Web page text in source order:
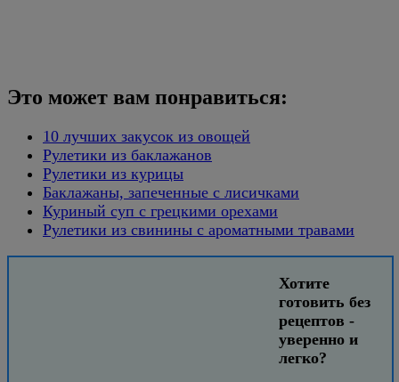
Это может вам понравиться:
10 лучших закусок из овощей
Рулетики из баклажанов
Рулетики из курицы
Баклажаны, запеченные с лисичками
Куриный суп с грецкими орехами
Рулетики из свинины с ароматными травами
Хотите
готовить без
рецептов -
уверенно и
легко?